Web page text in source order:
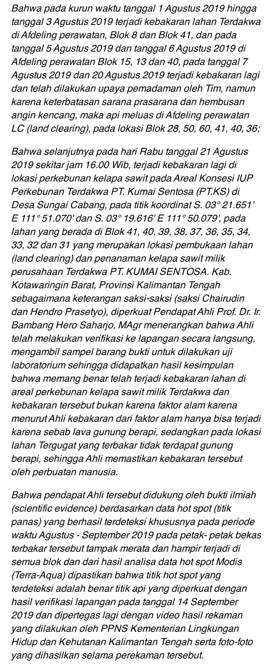
Bahwa pada kurun waktu tanggal 1 Agustus 2019 hingga
tanggal 3 Agustus 2019 terjadi kebakaran lahan Terdakwa
di Afdeling perawatan, Blok 8 dan Blok 41, dan pada
tanggal 5 Agustus 2019 dan tanggal 6 Agustus 2019 di
Afdeling perawatan Blok 15, 13 dan 40, pada tanggal 7
Agustus 2019 dan 20 Agustus 2019 terjadi kebakaran lagi
dan telah dilakukan upaya pemadaman oleh Tim, namun
karena keterbatasan sarana prasarana dan hembusan
angin kencang, maka api meluas di Afdeling perawatan
LC (land clearing), pada lokasi Blok 28, 50, 60, 41, 40, 36;
Bahwa selanjutnya pada hari Rabu tanggal 21 Agustus
2019 sekitar jam 16.00 Wib, terjadi kebakaran lagi di
lokasi perkebunan kelapa sawit pada Areal Konsesi IUP
Perkebunan Terdakwa PT. Kumai Sentosa (PT.KS) di
Desa Sungai Cabang, pada titik koordinat S. 03° 21.651'
E 111° 51.070' dan S. 03° 19.616' E 111° 50.079', pada
lahan yang berada di Blok 41, 40, 39, 38, 37, 36, 35, 34,
33, 32 dan 31 yang merupakan lokasi pembukaan lahan
(land clearing) dan penanaman kelapa sawit milik
perusahaan Terdakwa PT. KUMAI SENTOSA. Kab.
Kotawaringin Barat, Provinsi Kalimantan Tengah
sebagaimana keterangan saksi-saksi (saksi Chairudin
dan Hendro Prasetyo), diperkuat Pendapat Ahli Prof. Dr. Ir.
Bambang Hero Saharjo, MAgr menerangkan bahwa Ahli
telah melakukan verifikasi ke lapangan secara langsung,
mengambil sampel barang bukti untuk dilakukan uji
laboratorium sehingga didapatkan hasil kesimpulan
bahwa memang benar telah terjadi kebakaran lahan di
areal perkebunan kelapa sawit milik Terdakwa dan
kebakaran tersebut bukan karena faktor alam karena
menurut Ahli kebakaran dari faktor alam hanya bisa terjadi
karena sebab lava gunung berapi, sedangkan pada lokasi
lahan Tergugat yang terbakar tidak terdapat gunung
berapi, sehingga Ahli memastikan kebakaran tersebut
oleh perbuatan manusia.
Bahwa pendapat Ahli tersebut didukung oleh bukti ilmiah
(scientific evidence) berdasarkan data hot spot (titik
panas) yang berhasil terdeteksi khususnya pada periode
waktu Agustus - September 2019 pada petak- petak bekas
terbakar tersebut tampak merata dan hampir terjadi di
semua blok dan dari hasil analisa data hot spot Modis
(Terra-Aqua) dipastikan bahwa titik hot spot yang
terdeteksi adalah benar titik api yang diperkuat dengan
hasil verifikasi lapangan pada tanggal 14 September
2019 dan dipertegas lagi dengan video hasil rekaman
yang dilakukan oleh PPNS Kementerian Lingkungan
Hidup dan Kehutanan Kalimantan Tengah serta foto-foto
yang dihasilkan selama perekaman tersebut.